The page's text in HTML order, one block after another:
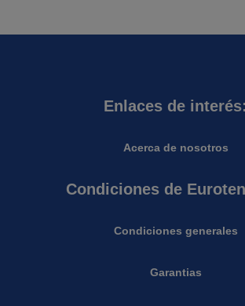
Enlaces de interés:
Acerca de nosotros
Condiciones de
Condiciones generales
Garantias